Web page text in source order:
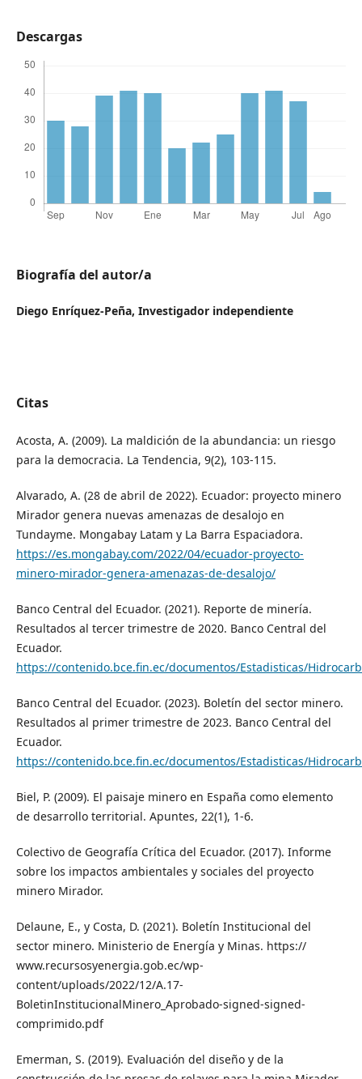
Descargas
Biografía del autor/a
Diego Enríquez-Peña, Investigador independiente
Citas
Acosta, A. (2009). La maldición de la abundancia: un riesgo
para la democracia. La Tendencia, 9(2), 103-115.
Alvarado, A. (28 de abril de 2022). Ecuador: proyecto minero
Mirador genera nuevas amenazas de desalojo en
Tundayme. Mongabay Latam y La Barra Espaciadora.
https://es.mongabay.com/2022/04/ecuador-proyecto-
minero-mirador-genera-amenazas-de-desalojo/
Banco Central del Ecuador. (2021). Reporte de minería.
Resultados al tercer trimestre de 2020. Banco Central del
Ecuador.
https://contenido.bce.fin.ec/documentos/Estadisticas/
Banco Central del Ecuador. (2023). Boletín del sector minero.
Resultados al primer trimestre de 2023. Banco Central del
Ecuador.
https://contenido.bce.fin.ec/documentos/Estadisticas/
Biel, P. (2009). El paisaje minero en España como elemento
de desarrollo territorial. Apuntes, 22(1), 1-6.
Colectivo de Geografía Crítica del Ecuador. (2017). Informe
sobre los impactos ambientales y sociales del proyecto
minero Mirador.
Delaune, E., y Costa, D. (2021). Boletín Institucional del
sector minero. Ministerio de Energía y Minas. https://
www.recursosyenergia.gob.ec/wp-
content/uploads/2022/12/A.17-
BoletinInstitucionalMinero_Aprobado-signed-signed-
comprimido.pdf
Emerman, S. (2019). Evaluación del diseño y de la